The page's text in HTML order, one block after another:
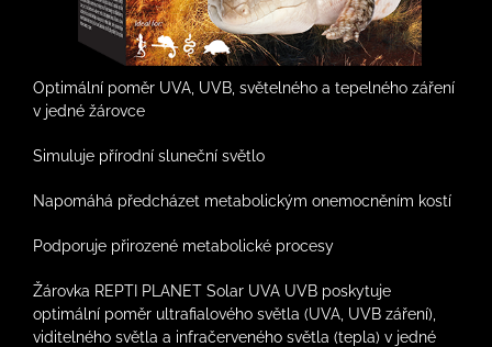
Optimální poměr UVA, UVB, světelného a tepelného záření
v jedné žárovce
Simuluje přírodní sluneční světlo
Napomáhá předcházet metabolickým onemocněním kostí
Podporuje přirozené metabolické procesy
Žárovka REPTI PLANET Solar UVA UVB poskytuje
optimální poměr ultrafialového světla (UVA, UVB záření),
viditelného světla a infračerveného světla (tepla) v jedné